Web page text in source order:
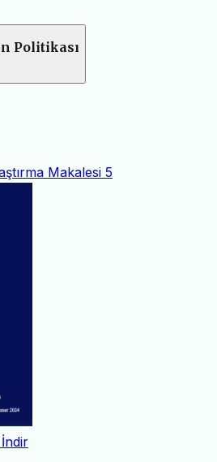
Politikası
Makalesi 5
İndir